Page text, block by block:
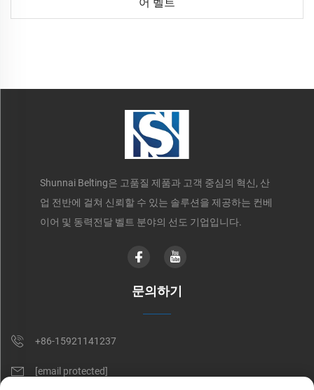
Shunnai Belting은 고품질 제품과 고객 중심의 혁신, 산
업 전반에 걸쳐 신뢰할 수 있는 솔루션을 제공하는 컨베
이어 및 동력전달 벨트 분야의 선도 기업입니다.
문의하기
+86-15921141237
[email protected]